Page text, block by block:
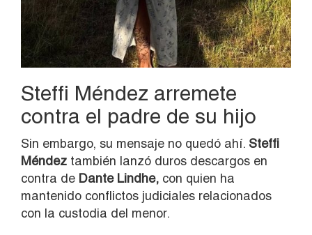
Steffi Méndez arremete
contra el padre de su hijo
Sin embargo, su mensaje no quedó ahí. Steffi
Méndez también lanzó duros descargos en
contra de Dante Lindhe, con quien ha
mantenido conflictos judiciales relacionados
con la custodia del menor.